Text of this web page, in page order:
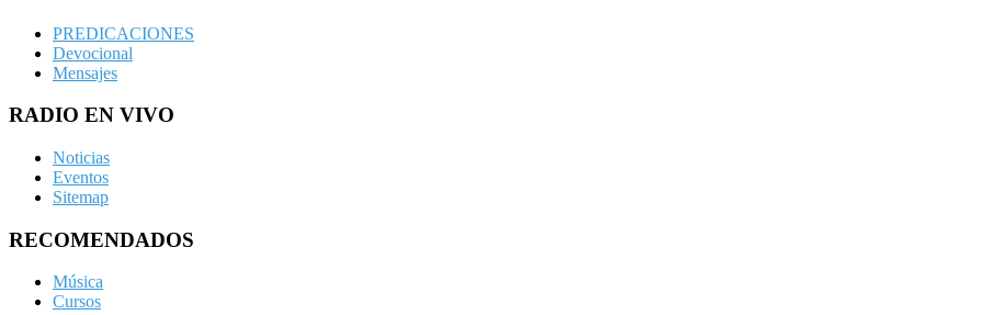
PREDICACIONES
Devocional
Mensajes
RADIO EN VIVO
Noticias
Eventos
Sitemap
RECOMENDADOS
Música
Cursos